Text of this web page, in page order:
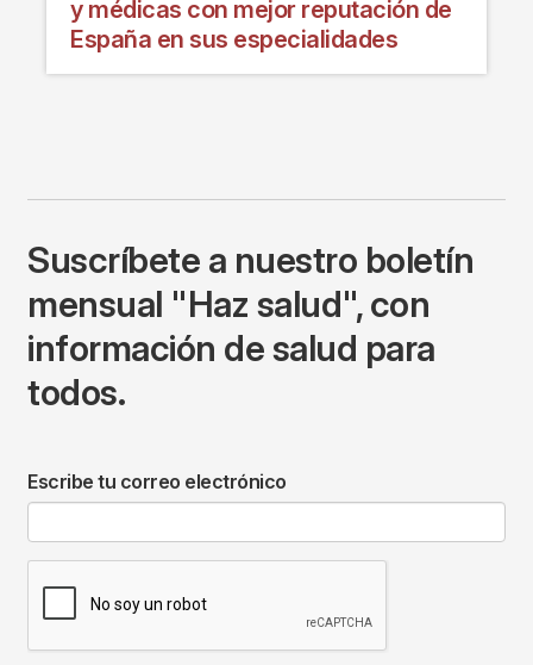
y médicas con mejor reputación de
España en sus especialidades
Suscríbete a nuestro boletín
mensual "Haz salud", con
información de salud para
todos.
Escribe tu correo electrónico